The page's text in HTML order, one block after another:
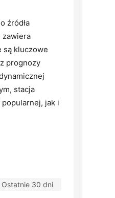
źródła
zawiera
są kluczowe
prognozy
stacja
jak i
Ostatnie 30 dni